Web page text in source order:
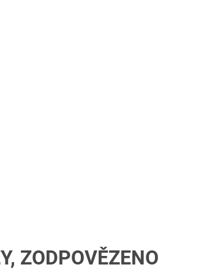
ZODPOVĚZENO